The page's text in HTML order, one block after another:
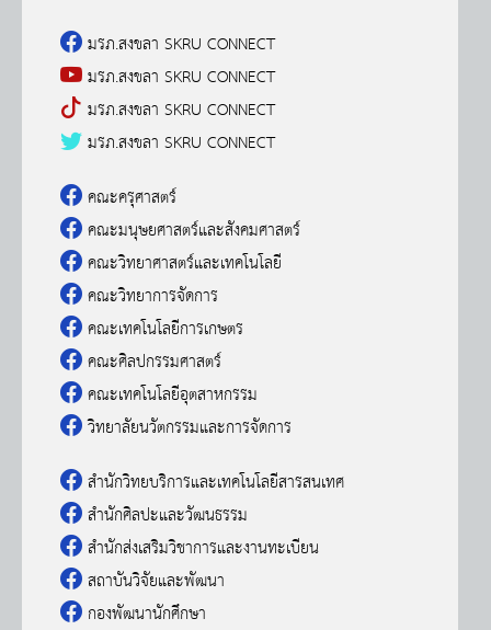
มรภ.สงขลา SKRU CONNECT
มรภ.สงขลา SKRU CONNECT
มรภ.สงขลา SKRU CONNECT
มรภ.สงขลา SKRU CONNECT
คณะครุศาสตร์
คณะมนุษยศาสตร์และสังคมศาสตร์
คณะวิทยาศาสตร์และเทคโนโลยี
คณะวิทยาการจัดการ
คณะเทคโนโลยีการเกษตร
คณะศิลปกรรมศาสตร์
คณะเทคโนโลยีอุตสาหกรรม
วิทยาลัยนวัตกรรมและการจัดการ
สำนักวิทยบริการและเทคโนโลยีสารสนเทศ
สำนักศิลปะและวัฒนธรรม
สำนักส่งเสริมวิชาการและงานทะเบียน
สถาบันวิจัยและพัฒนา
กองพัฒนานักศึกษา